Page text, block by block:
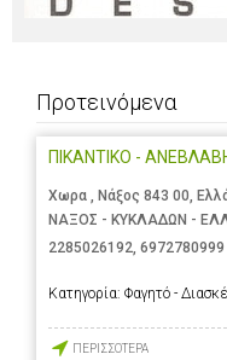
Προτεινόμενα
ΠΙΚΑΝΤΙΚΟ -
Χωρα , Νάξος 843 00,
ΝΑΞΟΣ - ΚΥΚΛΑΔΩΝ -
2285026192, 6972780999
Κατηγορία: Φαγητό -
ΠΕΡΙΣΣΟΤΕΡΑ